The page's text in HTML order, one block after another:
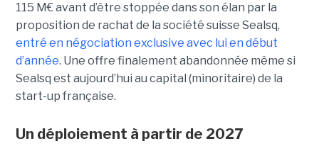
115 M€ avant d’être stoppée dans son élan par la
proposition de rachat de la société suisse Sealsq,
entré en négociation exclusive avec lui en début
d’année. Une offre finalement abandonnée même si
Sealsq est aujourd’hui au capital (minoritaire) de la
start-up française.
Un déploiement à partir de 2027